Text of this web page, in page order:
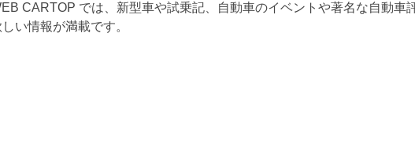
CARTOP では、新型車や試乗記、自動車のイベントや著名な自動車
い情報が満載です。